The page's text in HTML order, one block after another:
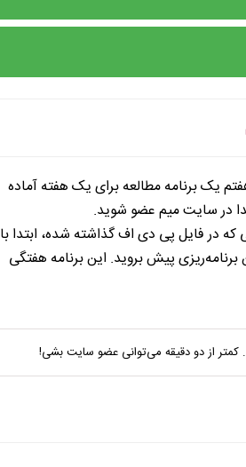
یک برنامه مطالعه برای یک هفته آماده
در سایت میم عضو شوید.
در فایل پی دی اف گذاشته شده، ابتدا با
پیش بروید. این برنامه هفتگی
از دو دقیقه می‌توانی عضو سایت بشی!